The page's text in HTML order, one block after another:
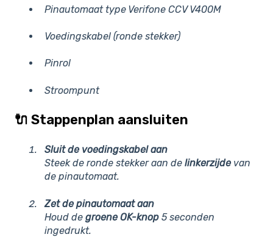
Pinautomaat type Verifone CCV V400M
Voedingskabel (ronde stekker)
Pinrol
Stroompunt
🔌 Stappenplan aansluiten
Sluit de voedingskabel aan
Steek de ronde stekker aan de linkerzijde van
de pinautomaat.
Zet de pinautomaat aan
Houd de groene OK-knop 5 seconden
ingedrukt.